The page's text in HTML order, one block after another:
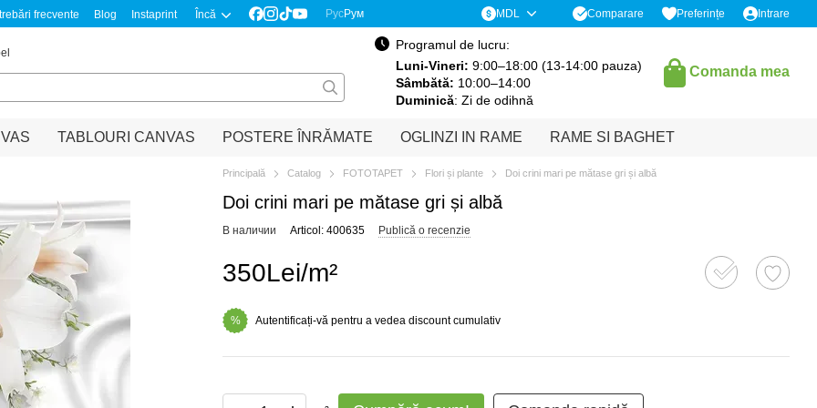
frecvente Blog Instaprint Încă РусРум MDL Comparare Preferințe Intrare
Programul de lucru:
Luni-Vineri: 9:00–18:00 (13-14:00 pauza)
Sâmbătă: 10:00–14:00
Duminică: Zi de odihnă
Comanda mea
TABLOURI CANVAS POSTERE ÎNRĂMATE OGLINZI IN RAME RAME SI BAGHET
Principală Catalog FOTOTAPET Flori și plante Doi crini mari pe mătase gri și albă
Doi crini mari pe mătase gri și albă
В наличии Articol: 400635 Publică o recenzie
350Lei/m²
% Autentificați-vă pentru a vedea discount cumulativ